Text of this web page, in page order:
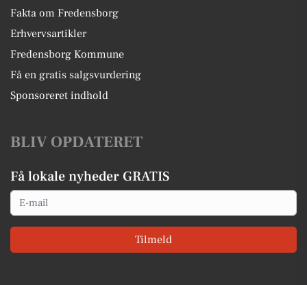
Fakta om Fredensborg
Erhvervsartikler
Fredensborg Kommune
Få en gratis salgsvurdering
Sponsoreret indhold
BLIV OPDATERET
Få lokale nyheder GRATIS
Email
Tilmeld